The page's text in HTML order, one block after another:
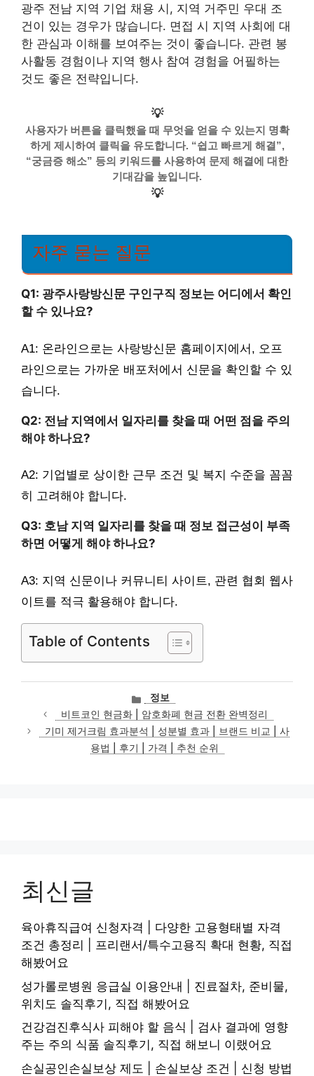
광주 전남 지역 기업 채용 시, 지역 거주민 우대 조
건이 있는 경우가 많습니다. 면접 시 지역 사회에 대
한 관심과 이해를 보여주는 것이 좋습니다. 관련 봉
사활동 경험이나 지역 행사 참여 경험을 어필하는
것도 좋은 전략입니다.
💡
사용자가 버튼을 클릭했을 때 무엇을 얻을 수 있는지 명확
하게 제시하여 클릭을 유도합니다. “쉽고 빠르게 해결”,
“궁금증 해소” 등의 키워드를 사용하여 문제 해결에 대한
기대감을 높입니다.
💡
자주 묻는 질문
Q1: 광주사랑방신문 구인구직 정보는 어디에서 확인
할 수 있나요?
A1: 온라인으로는 사랑방신문 홈페이지에서, 오프
라인으로는 가까운 배포처에서 신문을 확인할 수 있
습니다.
Q2: 전남 지역에서 일자리를 찾을 때 어떤 점을 주의
해야 하나요?
A2: 기업별로 상이한 근무 조건 및 복지 수준을 꼼꼼
히 고려해야 합니다.
Q3: 호남 지역 일자리를 찾을 때 정보 접근성이 부족
하면 어떻게 해야 하나요?
A3: 지역 신문이나 커뮤니티 사이트, 관련 협회 웹사
이트를 적극 활용해야 합니다.
Table of Contents
카
테
고
리
정보
비트코인 현금화 | 암호화폐 현금 전환 완벽정리
기미 제거크림 효과분석 | 성분별 효과 | 브랜드 비교 | 사
용법 | 후기 | 가격 | 추천 순위
최신글
육아휴직급여 신청자격 | 다양한 고용형태별 자격
조건 총정리 | 프리랜서/특수고용직 확대 현황, 직접
해봤어요
성가롤로병원 응급실 이용안내 | 진료절차, 준비물,
위치도 솔직후기, 직접 해봤어요
건강검진후식사 피해야 할 음식 | 검사 결과에 영향
주는 주의 식품 솔직후기, 직접 해보니 이랬어요
손실공인손실보상 제도 | 손실보상 조건 | 신청 방법